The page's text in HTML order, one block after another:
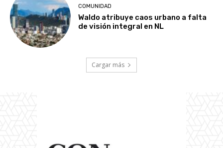
COMUNIDAD
Waldo atribuye caos urbano a falta
de visión integral en NL
Cargar más